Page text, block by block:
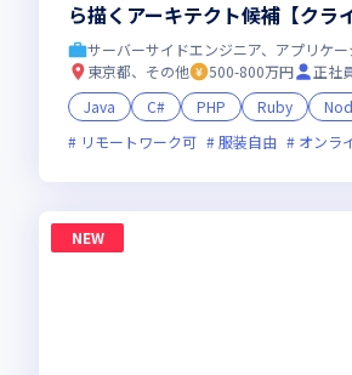
ら描くアーキテクト候補【クラ
のフルスタック・リードエンジ
取引・最先端プロジェクト多数
厚生◎
サーバーサイドエンジニア、アプリケ
東京都、その他
500-800万円
正社
Java
C# PHP Ruby
リモートワーク可
服装自由 オンラ
NEW